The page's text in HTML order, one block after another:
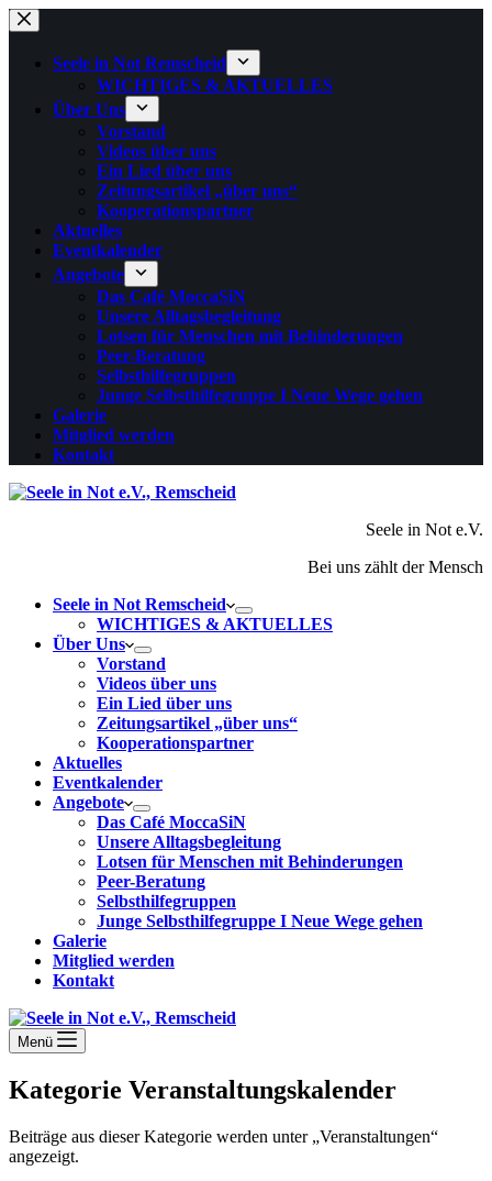
Zum
Inhalt
springenSeele in Not Remscheid
WICHTIGES & AKTUELLES
Über Uns
Vorstand
Videos über uns
Ein Lied über uns
Zeitungsartikel „über uns“
Kooperationspartner
Aktuelles
Eventkalender
Angebote
Das Café MoccaSiN
Unsere Alltagsbegleitung
Lotsen für Menschen mit Behinderungen
Peer-Beratung
Selbsthilfegruppen
Junge Selbsthilfegruppe I Neue Wege gehen
Galerie
Mitglied werden
Kontakt
Seele in Not e.V.
Bei uns zählt der Mensch
Seele in Not Remscheid
WICHTIGES & AKTUELLES
Über Uns
Vorstand
Videos über uns
Ein Lied über uns
Zeitungsartikel „über uns“
Kooperationspartner
Aktuelles
Eventkalender
Angebote
Das Café MoccaSiN
Unsere Alltagsbegleitung
Lotsen für Menschen mit Behinderungen
Peer-Beratung
Selbsthilfegruppen
Junge Selbsthilfegruppe I Neue Wege gehen
Galerie
Mitglied werden
Kontakt
Menü
Kategorie Veranstaltungskalender
Beiträge aus dieser Kategorie werden unter „Veranstaltungen“
angezeigt.